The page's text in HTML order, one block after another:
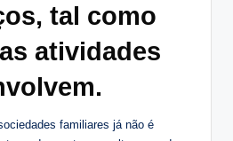
tal como
atividades
familiares já não é